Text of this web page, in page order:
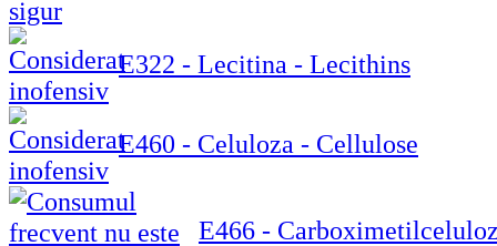
E322 - Lecitina - Lecithins
E460 - Celuloza - Cellulose
E466 -